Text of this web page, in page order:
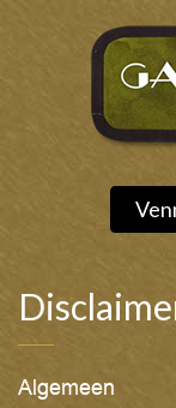
Algemeen